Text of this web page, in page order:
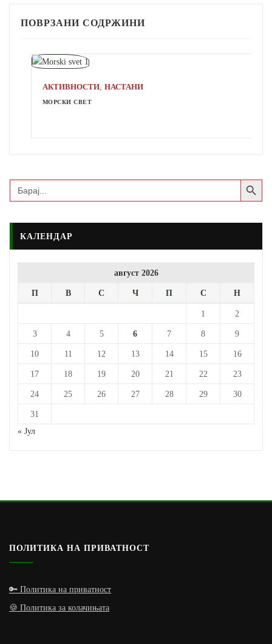
ПОВРЗАНИ СОДРЖИНИ
АКТИВНОСТИ,НАСТАНИ
МОРСКИ СВЕТ
Search
for:
Search Button
КАЛЕНДАР
август 2026
П В С Ч П С Н
1 2
3 4 5 6 7 8 9
10 11 12 13 14 15 16
17 18 19 20 21 22 23
24 25 26 27 28 29 30
31
« Јул
ПОЛИТИКА НА ПРИВАТНОСТ
🔑 Политика на приватност
🍪 Политика за колачињата